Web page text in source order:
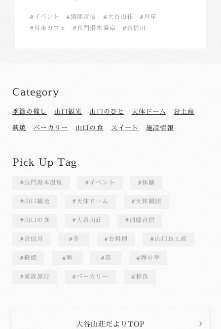
イベント 別邸音信 大谷山荘
川床
川床カフェ
長門湯本温泉 音信川
Category
季節の催し 山口観光 山口のひと 天体ドーム
お土産
萩焼
ベーカリー 山口の食 スイート 施設情報
Pick Up Tag
長門湯本温泉 イベント 体験
山口観光 天体ドーム 天体観測
山口の食 大谷山荘 別邸音信
音信川 冬 お料理 山口お土産
萩焼 秋 春 海の幸
家族旅行 ベーカリー 和食
大谷山荘だよりTOP